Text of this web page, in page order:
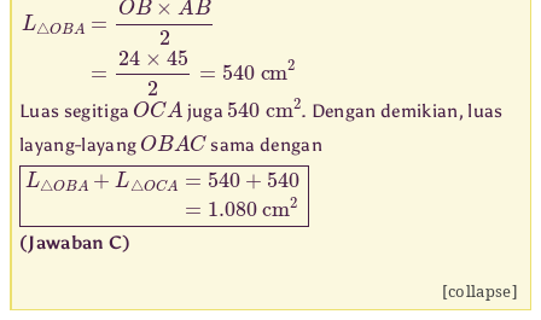
L△OBA=OB×AB2=24
Luas segitiga OCA juga 540 cm 2
. Dengan demikian, luas
layang-layang OBAC sama dengan
L△OBA +L△OCA =540+ 540=1.080
(Jawaban C)
[collapse]